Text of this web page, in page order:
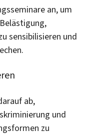
an, um
sensibilisieren und
ab,
und
zu